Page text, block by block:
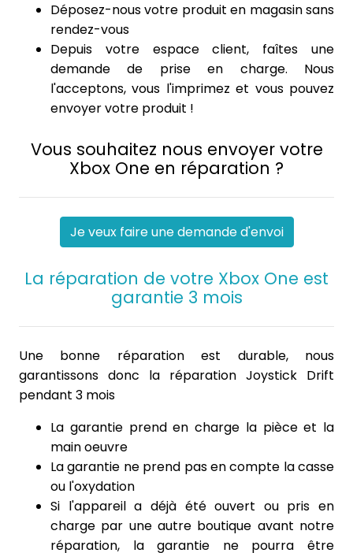
Déposez-nous votre produit en magasin sans
rendez-vous
Depuis votre espace client, faîtes une
demande de prise en charge. Nous
l'acceptons, vous l'imprimez et vous pouvez
envoyer votre produit !
Vous souhaitez nous envoyer votre
Xbox One en réparation ?
Je veux faire une demande d'envoi
La réparation de votre Xbox One est
garantie 3 mois
Une bonne réparation est durable, nous
garantissons donc la réparation Joystick Drift
pendant 3 mois
La garantie prend en charge la pièce et la
main oeuvre
La garantie ne prend pas en compte la casse
ou l'oxydation
Si l'appareil a déjà été ouvert ou pris en
charge par une autre boutique avant notre
réparation, la garantie ne pourra être